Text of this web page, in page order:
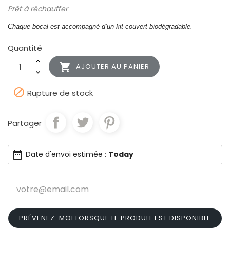
Prêt à réchauffer
Chaque bocal est accompagné d’un kit couvert biodégradable.
Quantité
 AJOUTER AU PANIER
 Rupture de stock
Partager
date_range Date d'envoi estimée : Today
PRÉVENEZ-MOI LORSQUE LE PRODUIT EST DISPONIBLE